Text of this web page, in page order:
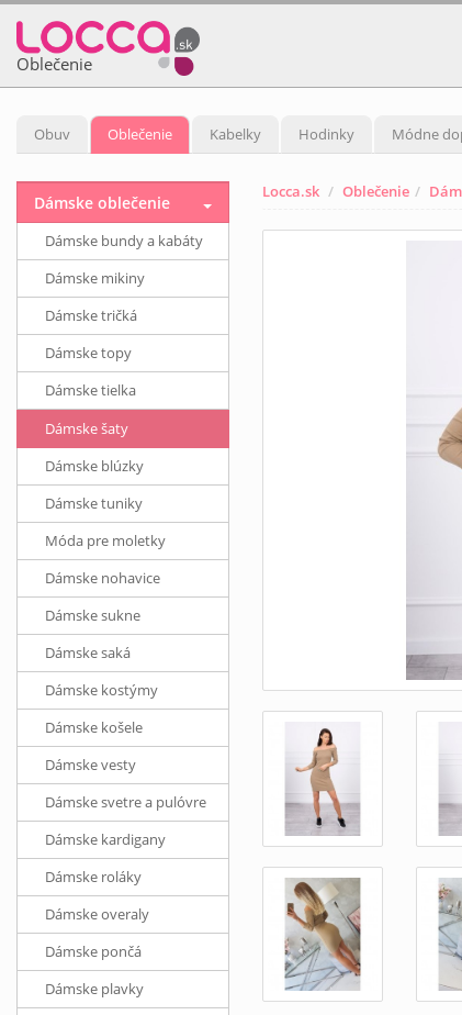
Oblečenie
Obuv Oblečenie Kabelky Hodinky Módne
Locca.sk Oblečenie
Dámske oblečenie
Dámske bundy a kabáty
Dámske mikiny
Dámske tričká
Dámske topy
Dámske tielka
Dámske šaty
Dámske blúzky
Dámske tuniky
Móda pre moletky
Dámske nohavice
Dámske sukne
Dámske saká
Dámske kostýmy
Dámske košele
Dámske vesty
Dámske svetre a pulóvre
Dámske kardigany
Dámske roláky
Dámske overaly
Dámske pončá
Dámske plavky